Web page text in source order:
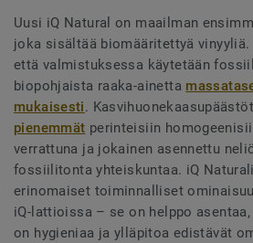
Uusi iQ Natural on maailman
joka sisältää biomääritettyä
että valmistuksessa käytetään
biopohjaista raaka-ainetta
mukaisesti.
pienemmät perinteisiin
verrattuna ja jokainen asennettu
fossiilitonta yhteiskuntaa. iQ
erinomaiset toiminnalliset
iQ-lattioissa – se on helppo
on hygieniaa ja ylläpitoa edistävät